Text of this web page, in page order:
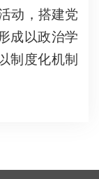
动，搭建党
成以政治学
制度化机制